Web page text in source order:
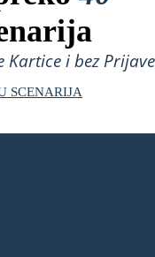
Kartice i bez
SCENARIJA